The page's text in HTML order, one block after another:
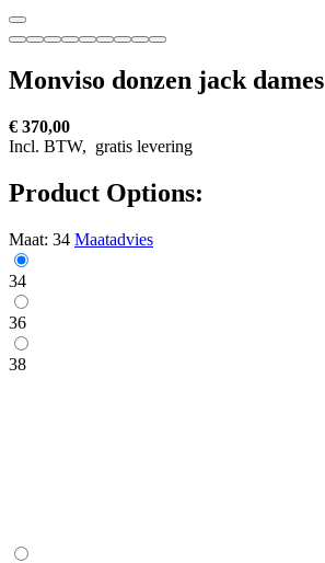
Monviso donzen jack dames
€ 370,00
Incl. BTW, gratis levering
Product Options:
Maat: 34 Maatadvies
34
36
38